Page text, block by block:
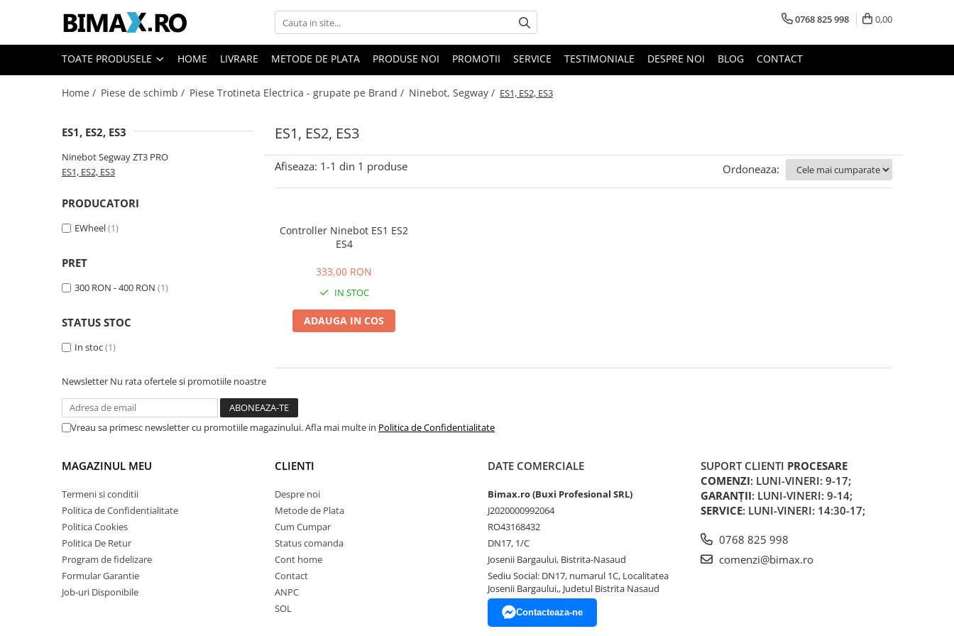
Toate Produsele
Triciclete Electrice
➔ Cu 2 Locuri
➔ Acoperita
➔ Adulti - Fara permis
➔ Adulti - cu Cabina
➔ Cu 3 Roti
➔ Cu Cabina fara Permis
➔ Cu Cabina Inchisa
➔ Cu Remorca Fara Permis
➔ Fara Permis
PIESE DE SCHIMB
0768 825 998 0,00
TOATE PRODUSELE HOME LIVRARE METODE DE PLATA PRODUSE NOI PROMOTII SERVICE TESTIMONIALE DESPRE NOI BLOG CONTACT
Home / Piese de schimb / Piese Trotineta Electrica - grupate pe Brand / Ninebot, Segway / ES1, ES2, ES3
ES1, ES2, ES3
ES1, ES2, ES3
Ninebot Segway ZT3 PRO
ES1, ES2, ES3
PRODUCATORI
EWheel(1)
PRET
300 RON - 400 RON (1)
STATUS STOC
In stoc(1)
Afiseaza: 1-1 din 1 produse Ordoneaza:
Controller Ninebot ES1 ES2
ES4
333,00 RON
IN STOC
ADAUGA IN COS
Newsletter Nu rata ofertele si promotiile noastre
Vreau sa primesc newsletter cu promotiile magazinului. Afla mai multe in Politica de Confidentialitate
MAGAZINUL MEU
Termeni si conditii
Politica de Confidentialitate
Politica Cookies
Politica De Retur
Program de fidelizare
Formular Garantie
Job-uri Disponibile
CLIENTI
Despre noi
Metode de Plata
Cum Cumpar
Status comanda
Cont home
Contact
ANPC
SOL
DATE COMERCIALE
Bimax.ro (Buxi Profesional SRL)
J2020000992064
RO43168432
DN17, 1/C
Josenii Bargaului, Bistrita-Nasaud
Sediu Social: DN17, numarul 1C, Localitatea
Josenii Bargaului,, Judetul Bistrita Nasaud
Contacteaza-ne
SUPORT CLIENTI PROCESARE
COMENZI: LUNI-VINERI: 9-17;
GARANȚII: LUNI-VINERI: 9-14;
SERVICE: LUNI-VINERI: 14:30-17;
0768 825 998
comenzi@bimax.ro